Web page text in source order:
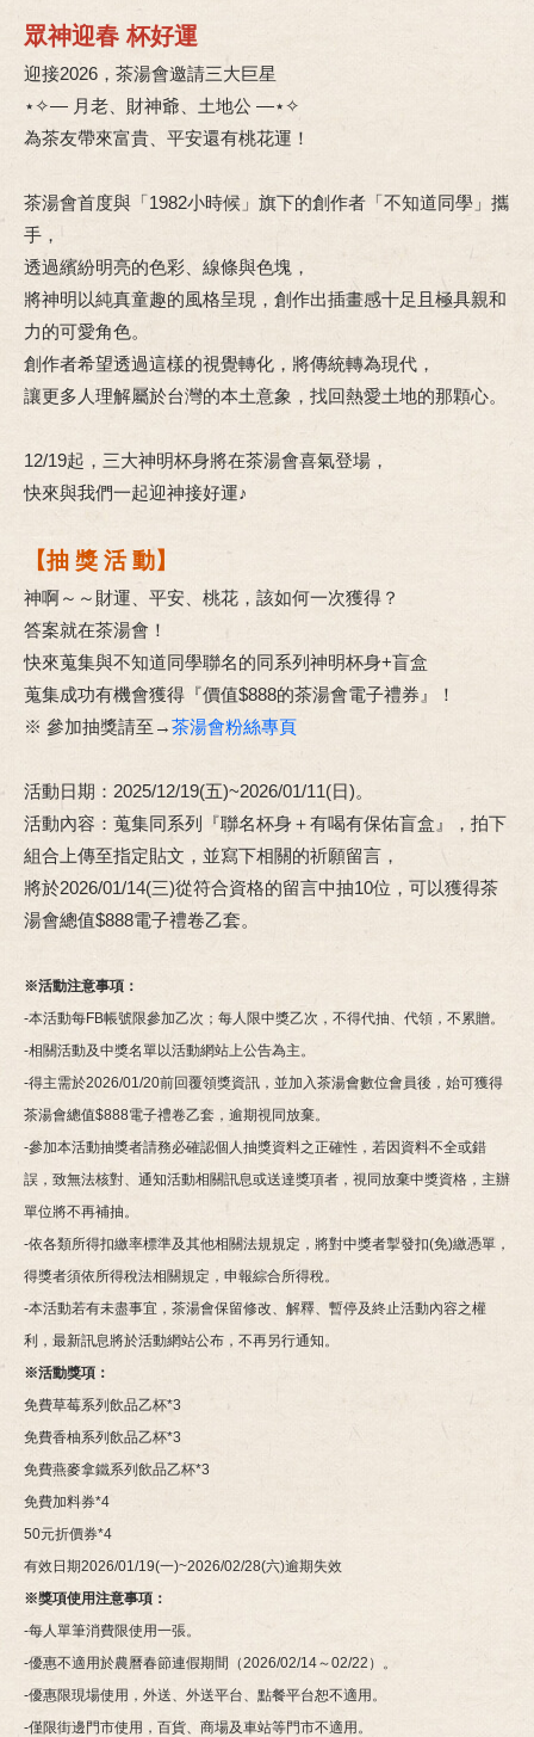
眾神迎春 杯好運
迎接2026，茶湯會邀請三大巨星
⋆✧— 月老、財神爺、土地公 —⋆✧
為茶友帶來富貴、平安還有桃花運！
茶湯會首度與「1982小時候」旗下的創作者「不知道同學」攜
手，
透過繽紛明亮的色彩、線條與色塊，
將神明以純真童趣的風格呈現，創作出插畫感十足且極具親和
力的可愛角色。
創作者希望透過這樣的視覺轉化，將傳統轉為現代，
讓更多人理解屬於台灣的本土意象，找回熱愛土地的那顆心。
12/19起，三大神明杯身將在茶湯會喜氣登場，
快來與我們一起迎神接好運♪
【抽 獎 活 動】
神啊～～財運、平安、桃花，該如何一次獲得？
答案就在茶湯會！
快來蒐集與不知道同學聯名的同系列神明杯身+盲盒
蒐集成功有機會獲得『價值$888的茶湯會電子禮券』！
※ 參加抽獎請至→茶湯會粉絲專頁
活動日期：2025/12/19(五)~2026/01/11(日)。
活動內容：蒐集同系列『聯名杯身＋有喝有保佑盲盒』，拍下
組合上傳至指定貼文，並寫下相關的祈願留言，
將於2026/01/14(三)從符合資格的留言中抽10位，可以獲得茶
湯會總值$888電子禮卷乙套。
※活動注意事項：
-本活動每FB帳號限參加乙次；每人限中獎乙次，不得代抽、代領，不累贈。
-相關活動及中獎名單以活動網站上公告為主。
-得主需於2026/01/20前回覆領獎資訊，並加入茶湯會數位會員後，始可獲得
茶湯會總值$888電子禮卷乙套，逾期視同放棄。
-參加本活動抽獎者請務必確認個人抽獎資料之正確性，若因資料不全或錯
誤，致無法核對、通知活動相關訊息或送達獎項者，視同放棄中獎資格，主辦
單位將不再補抽。
-依各類所得扣繳率標準及其他相關法規規定，將對中獎者掣發扣(免)繳憑單，
得獎者須依所得稅法相關規定，申報綜合所得稅。
-本活動若有未盡事宜，茶湯會保留修改、解釋、暫停及終止活動內容之權
利，最新訊息將於活動網站公布，不再另行通知。
※活動獎項：
免費草莓系列飲品乙杯*3
免費香柚系列飲品乙杯*3
免費燕麥拿鐵系列飲品乙杯*3
免費加料券*4
50元折價券*4
有效日期2026/01/19(一)~2026/02/28(六)逾期失效
※獎項使用注意事項：
-每人單筆消費限使用一張。
-優惠不適用於農曆春節連假期間（2026/02/14～02/22）。
-優惠限現場使用，外送、外送平台、點餐平台恕不適用。
-僅限街邊門市使用，百貨、商場及車站等門市不適用。